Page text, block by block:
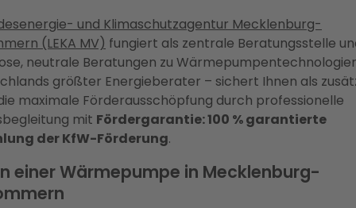
und Klimaschutzagentur Mecklenburg-
(LEKA MV) fungiert als zentrale Beratungsstelle
neutrale Beratungen zu
größter Energieberater – sichert Ihnen als
maximale Förderausschöpfung durch professionelle
mit Fördergarantie: 100 % garantierte
der KfW-Förderung.
einer Wärmepumpe in Mecklenburg-